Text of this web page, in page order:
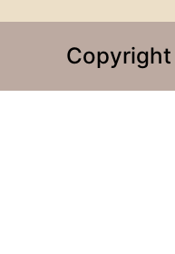
Copyright